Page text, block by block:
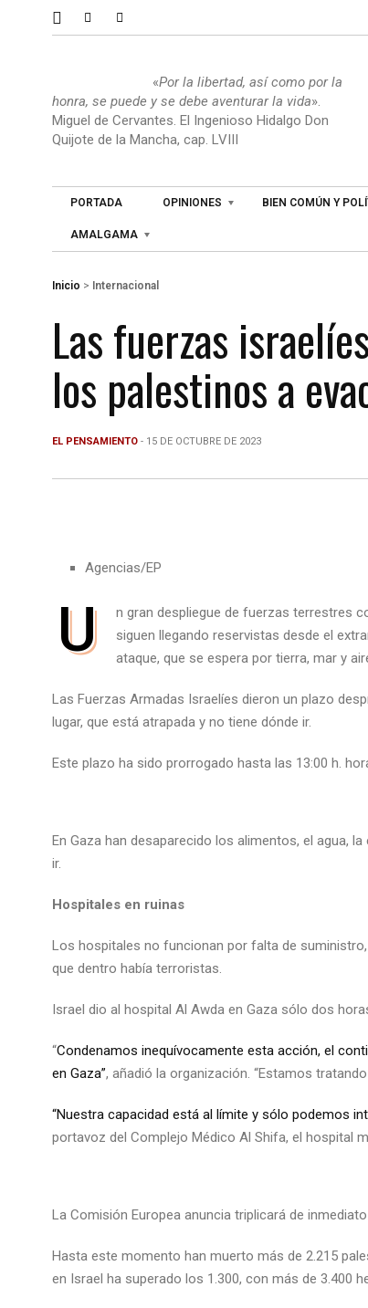
«Por la libertad, así como por la
honra, se puede y se debe aventurar la vida».
Miguel de Cervantes. El Ingenioso Hidalgo Don
Quijote de la Mancha, cap. LVIII
PORTADA OPINIONES BIEN COMÚN Y
AMALGAMA
Inicio > Internacional
Las fuerzas
los palestinos a
EL PENSAMIENTO - 15 DE OCTUBRE DE 2023
Agencias/EP
U
n gran despliegue de fuerzas terrestres
siguen llegando reservistas desde el
ataque, que se espera por tierra, mar y
Las Fuerzas Armadas Israelíes dieron un plazo
lugar, que está atrapada y no tiene dónde ir.
Este plazo ha sido prorrogado hasta las 13:00 h.
En Gaza han desaparecido los alimentos, el agua,
ir.
Hospitales en ruinas
Los hospitales no funcionan por falta de
que dentro había terroristas.
Israel dio al hospital Al Awda en Gaza sólo dos
“Condenamos inequívocamente esta acción, el
en Gaza”, añadió la organización. “Estamos
“Nuestra capacidad está al límite y sólo podemos
portavoz del Complejo Médico Al Shifa, el hospital
La Comisión Europea anuncia triplicará de
Hasta este momento han muerto más de 2.215
en Israel ha superado los 1.300, con más de 3.400